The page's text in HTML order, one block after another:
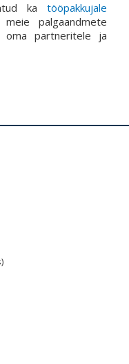
ka
tööpakkujale
palgaandmete
oma partneritele ja